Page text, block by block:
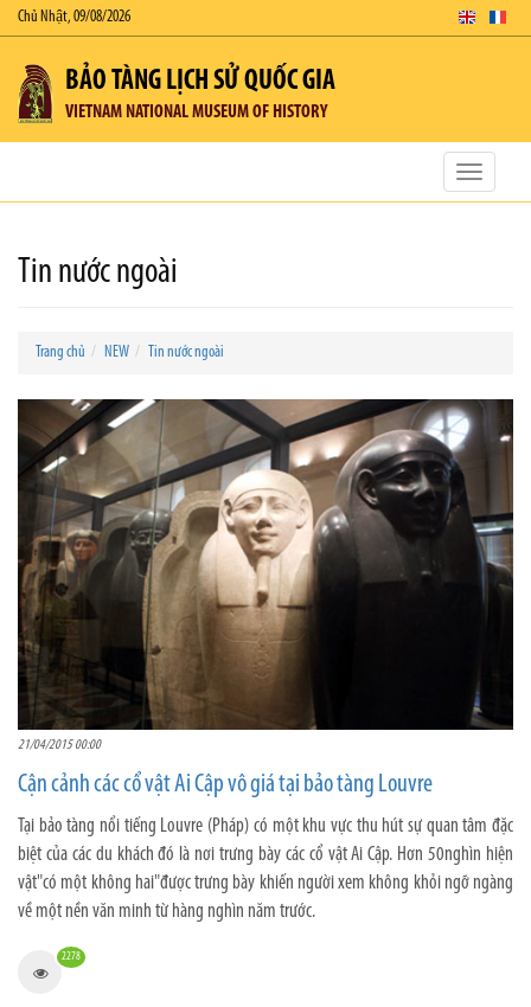
Chủ Nhật, 09/08/2026
BẢO TÀNG LỊCH SỬ QUỐC GIA
VIETNAM NATIONAL MUSEUM OF HISTORY
Toggle
Tin nước ngoài
Trang chủ NEW Tin nước ngoài
21/04/2015 00:00
Cận cảnh các cổ vật Ai Cập vô giá tại bảo tàng Louvre
Tại bảo tàng nổi tiếng Louvre (Pháp) có một khu vực thu hút sự quan tâm đặc
biệt của các du khách đó là nơi trưng bày các cổ vật Ai Cập. Hơn 50nghìn hiện
vật"có một không hai"được trưng bày khiến người xem không khỏi ngỡ ngàng
về một nền văn minh từ hàng nghìn năm trước.
2278